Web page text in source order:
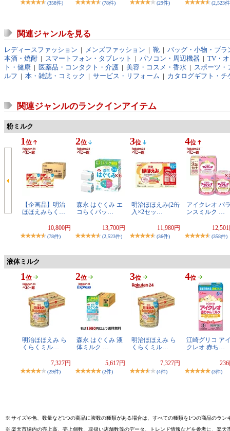
(358件) (78件) (29件) (2,523
関連ジャンルを見る
レディースファッション | メンズファッション | 靴 | バッグ・小物・ブラ
本酒・焼酎 | スマートフォン・タブレット | パソコン・周辺機器 | TV・
ト・健康 | 医薬品・コンタクト・介護 | 美容・コスメ・香水 | スポーツ・
ルフ | 本・雑誌・コミック | サービス・リフォーム | カタログギフト・チ
関連ジャンルのランクインアイテム
粉ミルク
1 位
【企画品】明治
ほほえみらく…
10,800円
(78件)
2位
森永 はぐくみ エ
コらくパッ…
13,700円
(2,523件)
3位
明治ほほえみ(2缶
入×2セッ…
11,980円
(36件)
4位
アイクレオ バ
ンスミルク …
(358件)
液体ミルク
1 位
明治ほほえみ ら
くらくミル…
7,327円
(29件)
2位
森永 はぐくみ 液
体ミルク …
5,617円
(2件)
3位
明治ほほえみ ら
くらくミル…
7,327円
(4件)
4位
江崎グリコ ア
クレオ 赤ち…
(3件)
※ サイズや色、数量など1つの商品に複数の種類がある場合は、すべての種類を1つの商品のラ
※ 楽天市場内の売上高、売上個数、取扱い店舗数等のデータ、トレンド情報などを参考に、楽